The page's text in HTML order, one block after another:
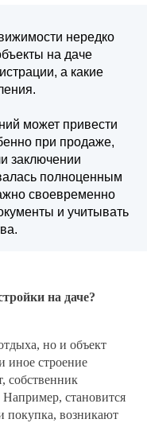
нередко
на даче
а какие
может привести
при продаже,
заключении
полноценным
своевременно
и учитывать
на даче?
но и объект
иное строение
собственник
Например, становится
покупка, возникают